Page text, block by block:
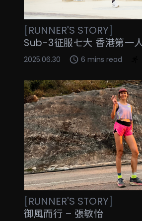
[RUNNER'S STORY]
Sub-3征服七大 香港第一
2025.06.30 6 mins read
[RUNNER'S STORY]
御風而行 – 張敏怡